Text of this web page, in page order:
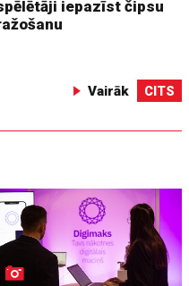
iepazīst čipsu
Vairāk CITS